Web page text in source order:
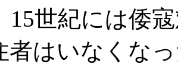
15世紀には倭
者はいなくな